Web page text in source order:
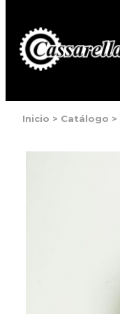
Inicio > Catálogo >